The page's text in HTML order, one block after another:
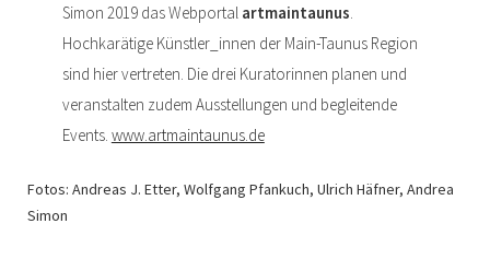
Simon 2019 das Webportal artmaintaunus
Hochkarätige Künstler_innen der Main-Taunus Region
sind hier vertreten. Die drei Kuratorinnen planen und
veranstalten zudem Ausstellungen und begleitende
Events. www.artmaintaunus.de
Fotos: Andreas J. Etter, Wolfgang Pfankuch, Ulrich Häfner, Andrea
Simon